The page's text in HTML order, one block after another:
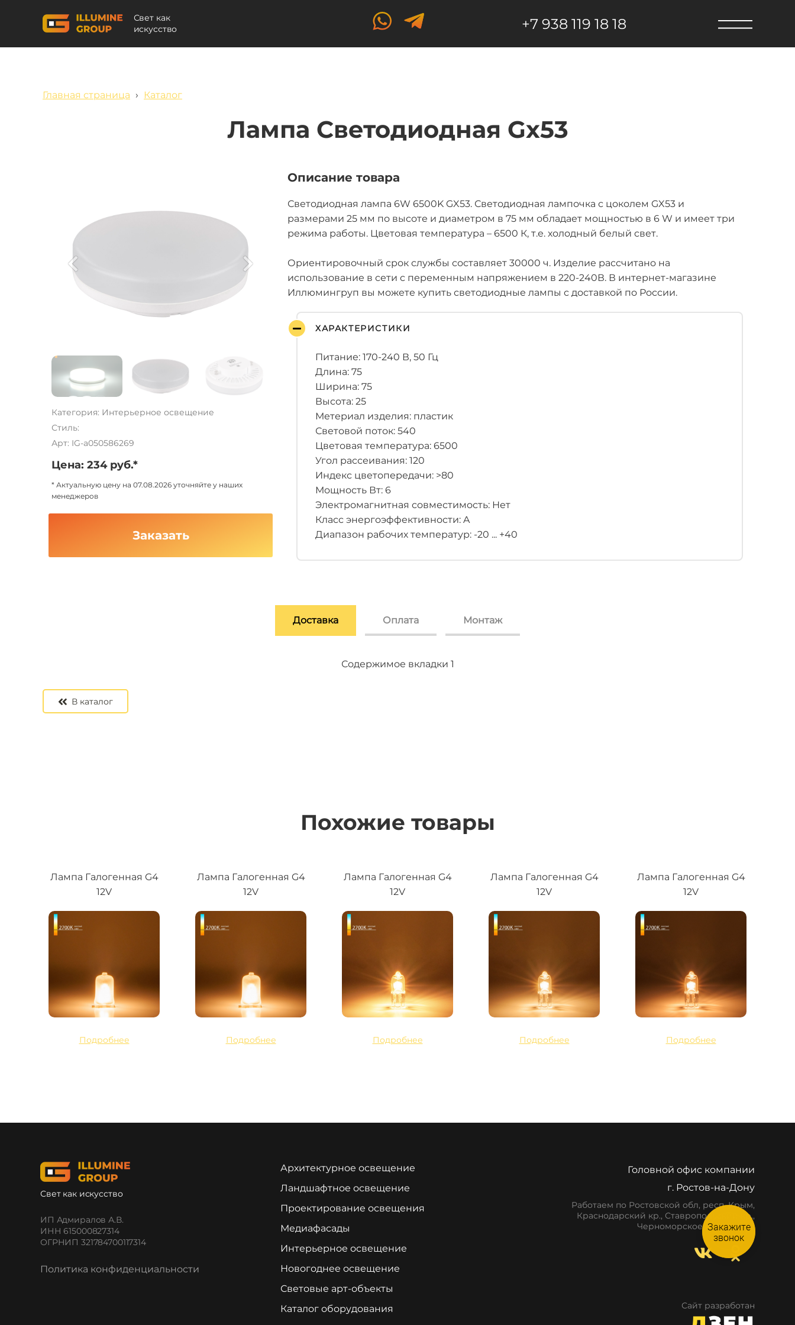
Свет как
искусство
+7 938 119 18 18
Главная страница › Каталог
Лампа Светодиодная Gx53
Категория: Интерьерное освещение
Стиль:
Арт: IG-a050586269
Цена: 234 руб.*
* Актуальную цену на 07.08.2026 уточняйте у наших
менеджеров
Заказать
Описание товара
Светодиодная лампа 6W 6500K GX53. Светодиодная лампочка с цоколем GX53 и
размерами 25 мм по высоте и диаметром в 75 мм обладает мощностью в 6 W и имеет три
режима работы. Цветовая температура – 6500 К, т.е. холодный белый свет.
Ориентировочный срок службы составляет 30000 ч. Изделие рассчитано на
использование в сети с переменным напряжением в 220-240В. В интернет-магазине
Иллюмингруп вы можете купить светодиодные лампы с доставкой по России.
ХАРАКТЕРИСТИКИ
Питание: 170-240 В, 50 Гц
Длина: 75
Ширина: 75
Высота: 25
Метериал изделия: пластик
Световой поток: 540
Цветовая температура: 6500
Угол рассеивания: 120
Индекс цветопередачи: >80
Мощность Вт: 6
Электромагнитная совместимость: Нет
Класс энергоэффективности: A
Диапазон рабочих температур: -20 ... +40
Доставка Оплата Монтаж
Содержимое вкладки 1
Содержимое вкладки 2
Содержимое вкладки 3
В каталог
Похожие товары
Лампа Галогенная G4
12V
Подробнее
Лампа Галогенная G4
12V
Подробнее
Лампа Галогенная G4
12V
Подробнее
Лампа Галогенная G4
12V
Подробнее
Лампа Галогенная G4
12V
Подробнее
Свет как искусство
ИП Адмиралов А.В.
ИНН 615000827314
ОГРНИП 321784700117314
Политика конфиденциальности
Архитектурное освещение
Ландшафтное освещение
Проектирование освещения
Медиафасады
Интерьерное освещение
Новогоднее освещение
Световые арт-объекты
Каталог оборудования
Головной офис компании
г. Ростов-на-Дону
Работаем по Ростовской обл, респ. Крым,
Краснодарский кр., Ставропольский кр.,
Черноморское побережье
Сайт разработан
Закажите